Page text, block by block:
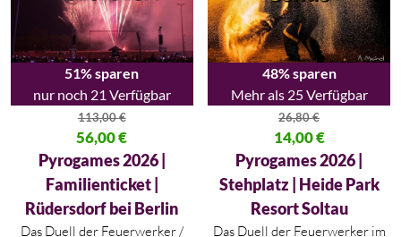
51% sparen
nur noch 21 Verfügbar
113,00€
Ursprünglicher Preis war: 113,00 €
56,00€
Aktueller Preis ist: 56,00 €.
Pyrogames 2026 |
Familienticket |
Rüdersdorf bei Berlin
Das Duell der Feuerwerker /
48% sparen
Mehr als 25 Verfügbar
26,80€
Ursprünglicher Preis war:
14,00€
Aktueller Preis ist: 14,00 €.
Pyrogames 2026 |
Stehplatz | Heide Park
Resort Soltau
Das Duell der Feuerwerker im